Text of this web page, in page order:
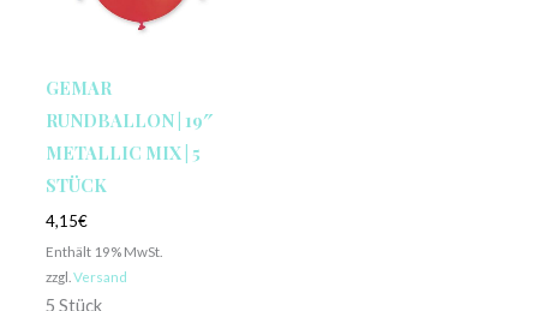
GEMAR
RUNDBALLON | 19″
METALLIC MIX | 5
STÜCK
4,15€
Enthält 19% MwSt.
zzgl. Versand
5 Stück